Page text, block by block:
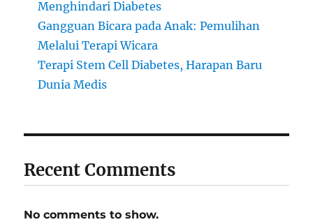
Menghindari Diabetes
Gangguan Bicara pada Anak: Pemulihan
Melalui Terapi Wicara
Terapi Stem Cell Diabetes, Harapan Baru
Dunia Medis
Recent Comments
No comments to show.